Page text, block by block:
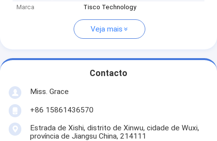
Marca
Tisco Technology
Veja mais
Contacto
Miss. Grace
+86 15861436570
Estrada de Xishi, distrito de Xinwu, cidade de Wuxi,
província de Jiangsu China, 214111